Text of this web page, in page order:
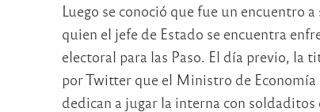
Luego se conoció que fue un encuentro
quien el jefe de Estado se encuentra
electoral para las Paso. El día previo, la
por Twitter que el Ministro de
dedican a jugar la interna con soldaditos